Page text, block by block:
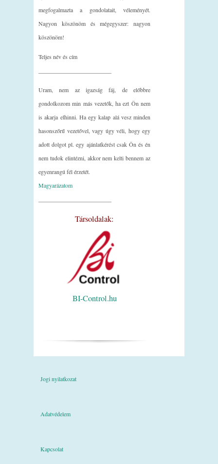
megfogalmazta a gondolatait, véleményét.
Nagyon köszönöm és mégegyszer: nagyon
köszönöm!
Teljes név és cím
Uram, nem az igazság fáj, de előbbre
gondolkozom min más vezetők, ha ezt Ön nem
is akarja elhinni. Ha egy kalap alá vesz minden
hasonszőrű vezetővel, vagy úgy véli, hogy egy
adott dolgot pl. egy ajánlatkérést csak Ön és én
nem tudok elintézni, akkor nem kelti bennem az
egyenrangú fél érzetét.
Magyarázatom
Társoldalak:
BI-Control.hu
Jogi nyilatkozat
Adatvédelem
Kapcsolat